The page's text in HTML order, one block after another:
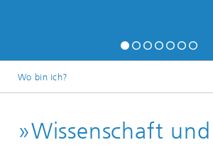
Wo bin ich?
Aktivitäten
»Wissenschaft